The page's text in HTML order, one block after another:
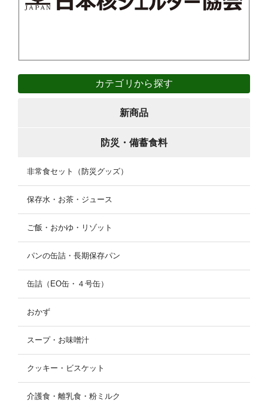
カテゴリから探す
新商品
防災・備蓄食料
非常食セット（防災グッズ）
保存水・お茶・ジュース
ご飯・おかゆ・リゾット
パンの缶詰・長期保存パン
缶詰（EO缶・４号缶）
おかず
スープ・お味噌汁
クッキー・ビスケット
介護食・離乳食・粉ミルク